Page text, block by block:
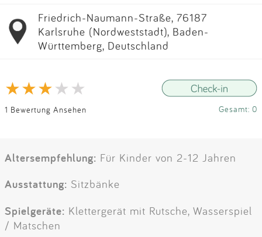
Friedrich-Naumann-Straße, 76187
Karlsruhe (Nordweststadt), Baden-
Württemberg, Deutschland
1 Bewertung Ansehen Gesamt: 0
Altersempfehlung: Für Kinder von 2-12 Jahren
Ausstattung: Sitzbänke
Spielgeräte: Klettergerät mit Rutsche, Wasserspiel
/ Matschen